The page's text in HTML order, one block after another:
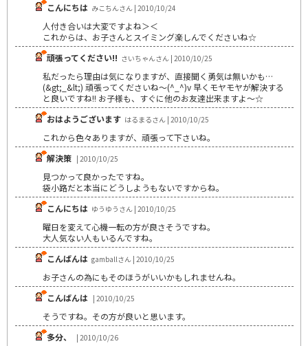
こんにちは みこちんさん | 2010/10/24
人付き合いは大変ですよね＞＜
これからは、お子さんとスイミング楽しんでくださいね☆
頑張ってください!! さいちゃんさん | 2010/10/25
私だったら理由は気になりますが、直接聞く勇気は無いかも…
(&gt;_&lt;) 頑張ってくださいね～(^_^)v 早くモヤモヤが解決する
と良いですね!! お子様も、すぐに他のお友達出来ますよ～☆
おはようございます はるまるさん | 2010/10/25
これから色々ありますが、頑張って下さいね。
解決策 | 2010/10/25
見つかって良かったですね。
袋小路だと本当にどうしようもないですからね。
こんにちは ゆうゆうさん | 2010/10/25
曜日を変えて心機一転の方が良さそうですね。
大人気ない人もいるんですね。
こんばんは gamballさん | 2010/10/25
お子さんの為にもそのほうがいいかもしれませんね。
こんばんは | 2010/10/25
そうですね。その方が良いと思います。
多分、
| 2010/10/26